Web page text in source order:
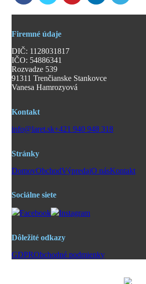
Firemné údaje
DIČ: 1128031817
IČO: 54886341
Rozvadze 539
91311 Trenčianske Stankovce
Vanesa Hamrozyová
Kontakt
info@laret.sk+421 940 948 318
Stránky
DomovObchodVýpredajO násKontakt
Sociálne siete
Facebook Instagram
Dôležité odkazy
GDPRObchodné podmienky